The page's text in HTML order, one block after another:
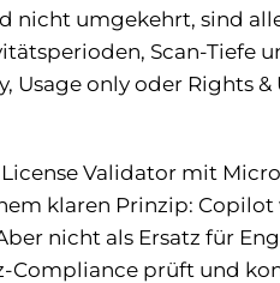
nicht umgekehrt, sind
Scan-Tiefe
Usage only oder Rights
Validator mit
klaren Prinzip:
nicht als Ersatz für
Compliance prüft und